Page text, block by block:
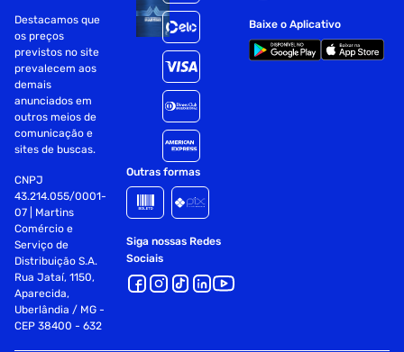
Destacamos que
os preços
previstos no site
prevalecem aos
demais
anunciados em
outros meios de
comunicação e
sites de buscas.
CNPJ
43.214.055/0001-
07 | Martins
Comércio e
Serviço de
Distribuição S.A.
Rua Jataí, 1150,
Aparecida,
Uberlândia / MG -
CEP 38400 - 632
Outras formas
Siga nossas Redes
Sociais
Baixe o Aplicativo